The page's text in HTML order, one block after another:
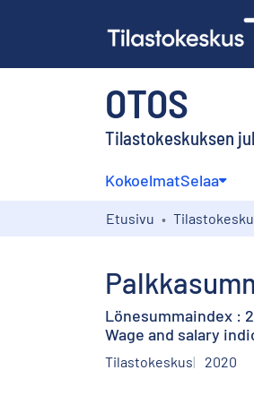
OTOS
Tilastokeskuksen
KokoelmatSelaa
Etusivu
Lönesummaindex :
Wage and salary
Tilastokeskus 2020